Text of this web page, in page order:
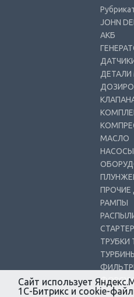
JOHN
АКБ
МАСЛО
НАСОСЫ
ПРОЧИЕ
РАМПЫ
ТРУБКИ
Сайт использует
1С-Битрикс и cookie-